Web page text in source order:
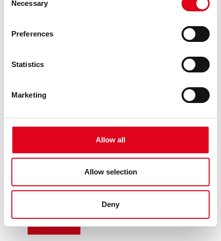
Selection
Necessary
Preferences
Statistics
Marketing
Allow all
Allow selection
Deny
26.04.2026 GENERAL
RESOLUCIÓ DE POSTBROSSA 26-27
El jurat, compost per Claudia Elies, Marc Navarro, Elena
de les Arts Lliures de la Fundació Joan Brossa (Georgina
Oliva i Maria Canelles), reunit el dimarts 14 d’abril del 2026,